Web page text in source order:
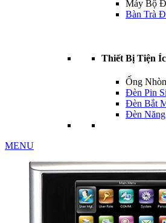
Máy Bộ
Bàn Trà
Thiết Bị Tiện
Ống
Đèn Pin
Đèn Bắt
Đèn
MENU